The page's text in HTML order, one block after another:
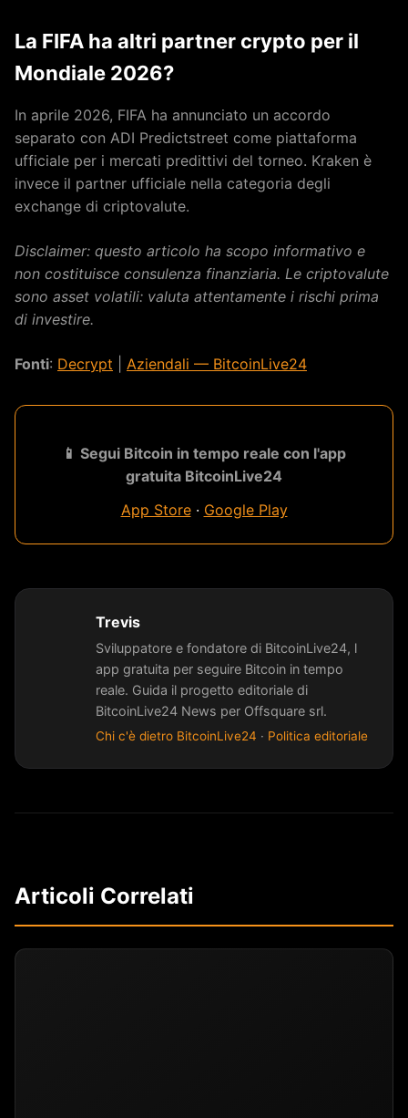
La FIFA ha altri partner crypto per il
Mondiale 2026?
In aprile 2026, FIFA ha annunciato un accordo
separato con ADI Predictstreet come piattaforma
ufficiale per i mercati predittivi del torneo. Kraken è
invece il partner ufficiale nella categoria degli
exchange di criptovalute.
Disclaimer: questo articolo ha scopo informativo e
non costituisce consulenza finanziaria. Le criptovalute
sono asset volatili: valuta attentamente i rischi prima
di investire.
Fonti: Decrypt Aziendali — BitcoinLive24
📱 Segui Bitcoin in tempo reale con l'app
gratuita BitcoinLive24
App Store· Google Play
Trevis
Sviluppatore e fondatore di BitcoinLive24, l
app gratuita per seguire Bitcoin in tempo
reale. Guida il progetto editoriale di
BitcoinLive24 News per Offsquare srl.
Chi c'è dietro BitcoinLive24 · Politica editoriale
Articoli Correlati